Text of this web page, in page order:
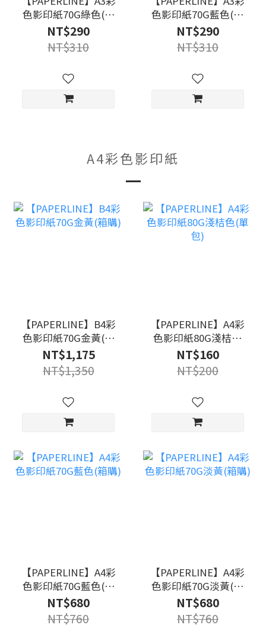
色影印紙70G綠色(單
包販售)
NT$290
NT$310
色影印紙70G藍色(單
包販售)
NT$290
NT$310
A4彩色影印紙
【PAPERLINE】B4彩
色影印紙70G金黃(箱
購)
NT$1,175
NT$1,350
【PAPERLINE】A4彩
色影印紙80G淺桔色
(單包)
NT$160
NT$200
【PAPERLINE】A4彩
色影印紙70G藍色(箱
購)
NT$680
NT$760
【PAPERLINE】A4彩
色影印紙70G淡黃(箱
購)
NT$680
NT$760